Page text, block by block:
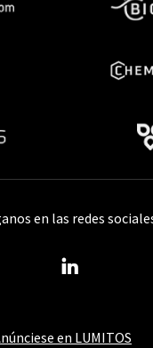
en LUMITOS
en las redes